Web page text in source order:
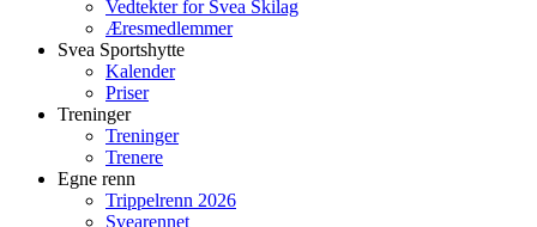
Vedtekter for Svea Skilag
Æresmedlemmer
Svea Sportshytte
Kalender
Priser
Treninger
Treninger
Trenere
Egne renn
Trippelrenn 2026
Svearennet